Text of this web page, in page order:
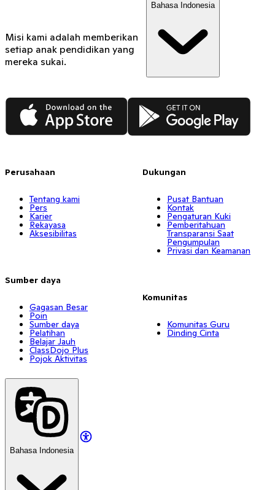
Misi kami adalah memberikan
setiap anak pendidikan yang
mereka sukai.
Bahasa Indonesia
App Store Google Play
Perusahaan
Tentang kami
Pers
Karier
Rekayasa
Aksesibilitas
Sumber daya
Gagasan Besar
Poin
Sumber daya
Pelatihan
Belajar Jauh
ClassDojo Plus
Pojok Aktivitas
Dukungan
Pusat Bantuan
Kontak
Pengaturan Kuki
Pemberitahuan
Transparansi Saat
Pengumpulan
Privasi dan Keamanan
Komunitas
Komunitas Guru
Dinding Cinta
Bahasa Indonesia